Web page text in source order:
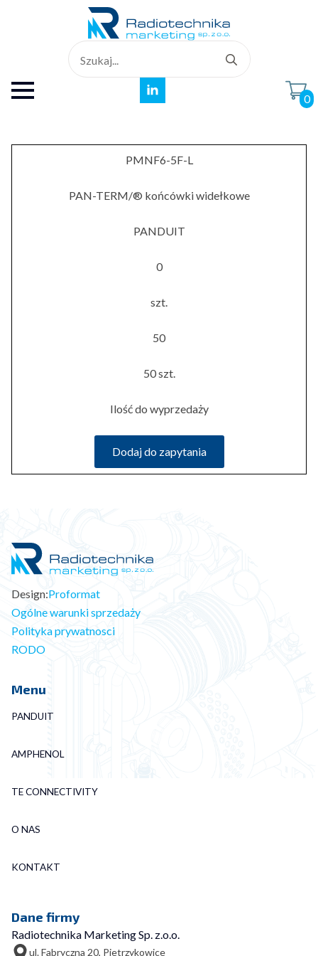
for:
0
PMNF6-5F-L
PAN-TERM/® końcówki widełkowe
PANDUIT
0
szt.
50
50 szt.
Ilość do wyprzedaży
Dodaj do zapytania
Design:Proformat
Ogólne warunki sprzedaży
Polityka prywatnosci
RODO
Menu
PANDUIT
AMPHENOL
TE CONNECTIVITY
O NAS
KONTAKT
Dane firmy
Radiotechnika Marketing Sp. z.o.o.
ul. Fabryczna 20, Pietrzykowice